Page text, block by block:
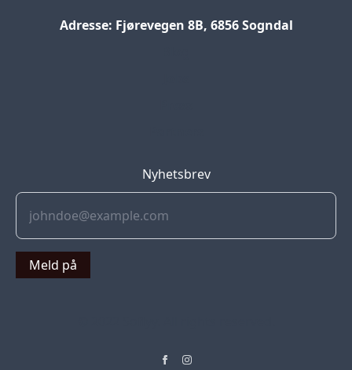
Adresse: Fjørevegen 8B, 6856 Sogndal
Nyhetsbrev
Meld på